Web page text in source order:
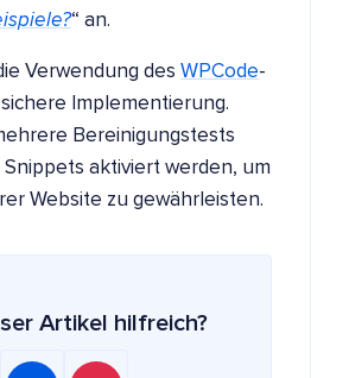
“ an.
Verwendung des WPCode-
Implementierung.
Bereinigungstests
aktiviert werden, um
Website zu gewährleisten.
Artikel hilfreich?